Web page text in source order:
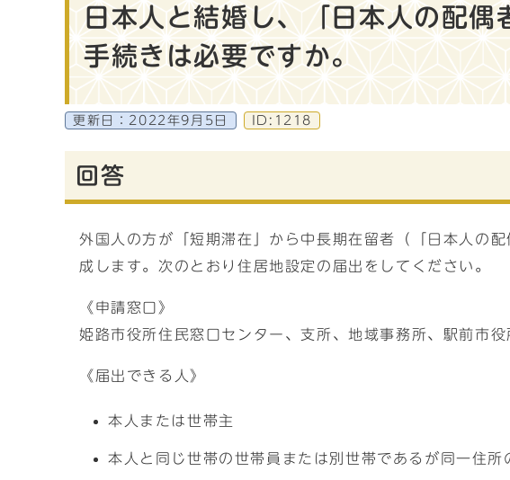
日本人と結婚し、「日本人の配
手続きは必要ですか。
更新日： 2022年9月5日 ID:1218
回答
外国人の方が「短期滞在」から中長期在留者（「日本人の
成します。次のとおり住居地設定の届出をしてください。
《申請窓口》
姫路市役所住民窓口センター、支所、地域事務所、駅前市
《届出できる人》
本人または世帯主
本人と同じ世帯の世帯員または別世帯であるが同一住所